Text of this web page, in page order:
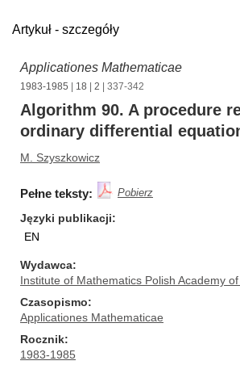
Artykuł - szczegóły
Applicationes Mathematicae
1983-1985 18 2 | 337-342
Algorithm 90. A procedure
ordinary differential
M. Szyszkowicz
Pełne teksty: Pobierz
Języki publikacji
EN
Wydawca
Institute of Mathematics Polish Academy
Czasopismo
Applicationes Mathematicae
Rocznik
1983-1985